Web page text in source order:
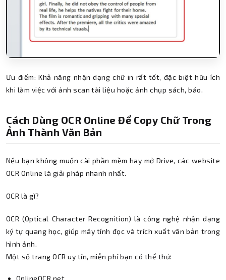
Ưu điểm: Khả năng nhận dạng chữ in rất tốt, đặc biệt hữu ích
khi làm việc với ảnh scan tài liệu hoặc ảnh chụp sách, báo.
Cách Dùng OCR Online Để Copy Chữ Trong
Ảnh Thành Văn Bản
Nếu bạn không muốn cài phần mềm hay mở Drive, các website
OCR Online là giải pháp nhanh nhất.
OCR là gì?
OCR (Optical Character Recognition) là công nghệ nhận dạng
ký tự quang học, giúp máy tính đọc và trích xuất văn bản trong
hình ảnh.
Một số trang OCR uy tín, miễn phí bạn có thể thử: